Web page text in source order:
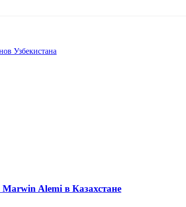
Узбекистана
Alemi в Казахстане